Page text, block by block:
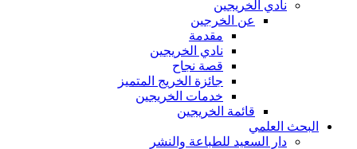
نادي الخريجين
عن الخرجين
مقدمة
نادي الخريجين
قصة نجاح
جائزة الخريج المتميز
خدمات الخريجين
قائمة الخريجين
البحث العلمي
دار السعيد للطباعة والنشر